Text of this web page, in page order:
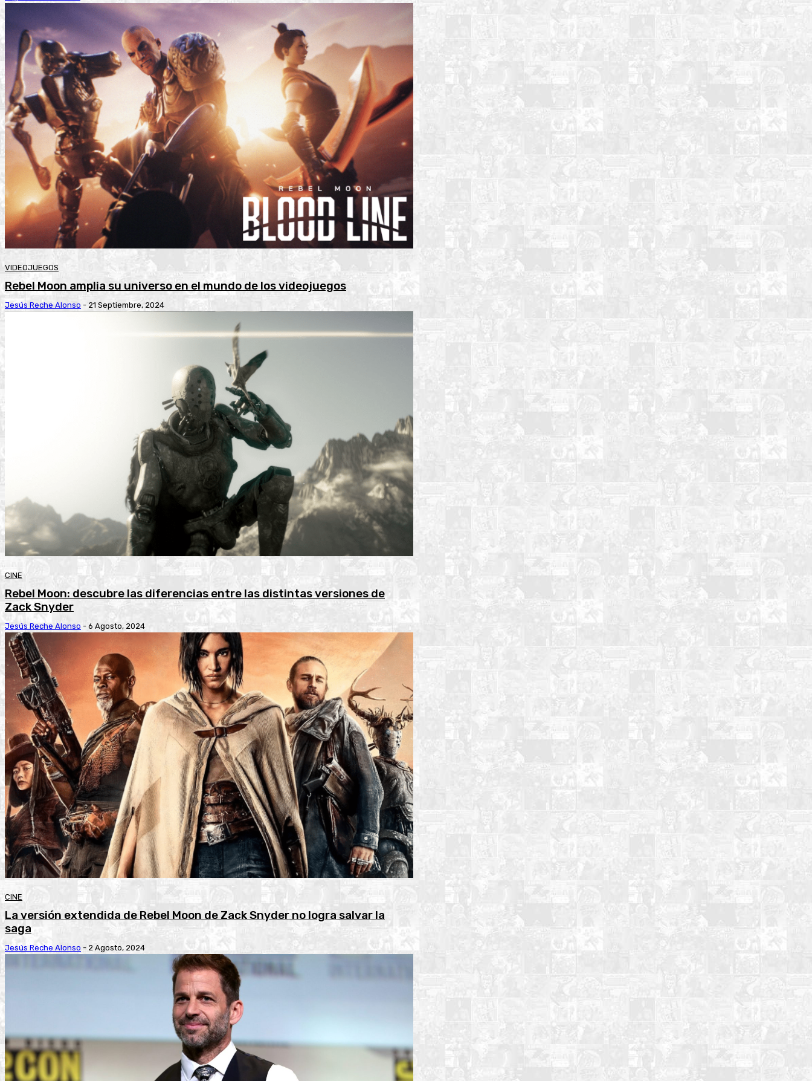
VIDEOJUEGOS
Rebel Moon amplia su universo en el mundo de los videojuegos
Jesús Reche Alonso - 21 Septiembre, 2024
CINE
Rebel Moon: descubre las diferencias entre las distintas versiones de
Zack Snyder
Jesús Reche Alonso - 6 Agosto, 2024
CINE
La versión extendida de Rebel Moon de Zack Snyder no logra salvar la
saga
Jesús Reche Alonso - 2 Agosto, 2024